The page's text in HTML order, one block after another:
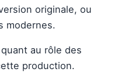
originale, ou
modernes.
au rôle des
production.